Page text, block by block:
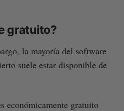
gratuito?
la mayoría del software
suele estar disponible de
económicamente gratuito